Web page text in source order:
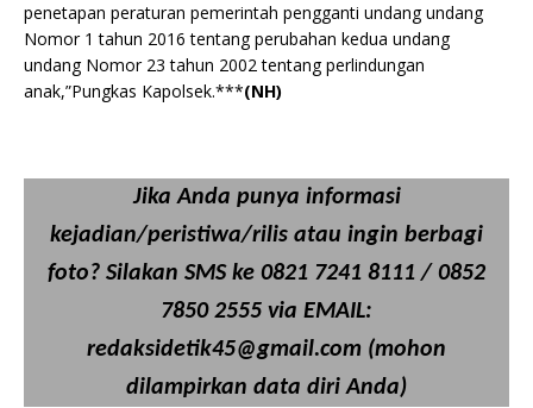
penetapan peraturan pemerintah pengganti undang undang
Nomor 1 tahun 2016 tentang perubahan kedua undang
undang Nomor 23 tahun 2002 tentang perlindungan
anak,”Pungkas Kapolsek.***(NH)
Jika Anda punya informasi
kejadian/peristiwa/rilis atau ingin berbagi
foto? Silakan SMS ke 0821 7241 8111 / 0852
7850 2555 via EMAIL:
redaksidetik45@gmail.com (mohon
dilampirkan data diri Anda)